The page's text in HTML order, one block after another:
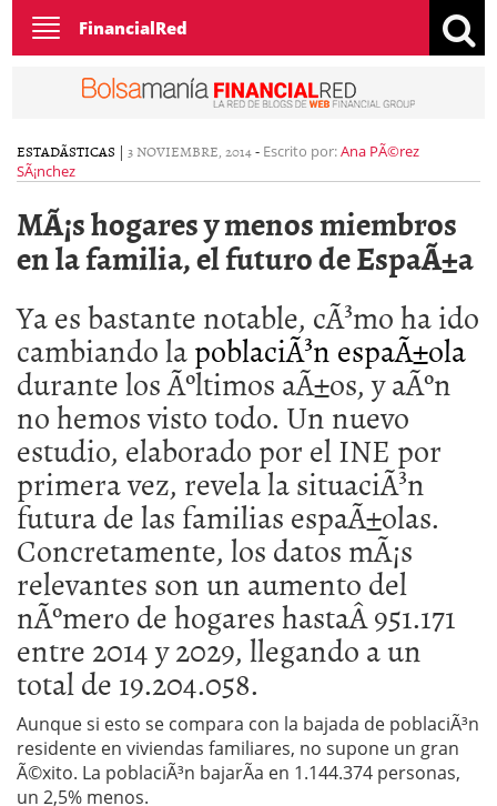
Toggle
navigation
FinancialRed
ESTADÃ­STICAS | 3 NOVIEMBRE, 2014- Escrito por:Ana PÃ©rez
SÃ¡nchez
MÃ¡s hogares y menos miembros
en la familia, el futuro de EspaÃ±a
Ya es bastante notable, cÃ³mo ha ido
cambiando lapoblaciÃ³n espaÃ±ola
durante los Ãºltimos aÃ±os, y aÃºn
no hemos visto todo. Un nuevo
estudio, elaborado por el INE por
primera vez, revela la situaciÃ³n
futura de las familias espaÃ±olas.
Concretamente, los datos mÃ¡s
relevantes son un aumento del
nÃºmero de hogares hastaÂ 951.171
entre 2014 y 2029, llegando a un
total de 19.204.058.
Aunque si esto se compara con la bajada de poblaciÃ³n
residente en viviendas familiares, no supone un gran
Ã©xito. La poblaciÃ³n bajarÃ­a en 1.144.374 personas,
un 2,5% menos.